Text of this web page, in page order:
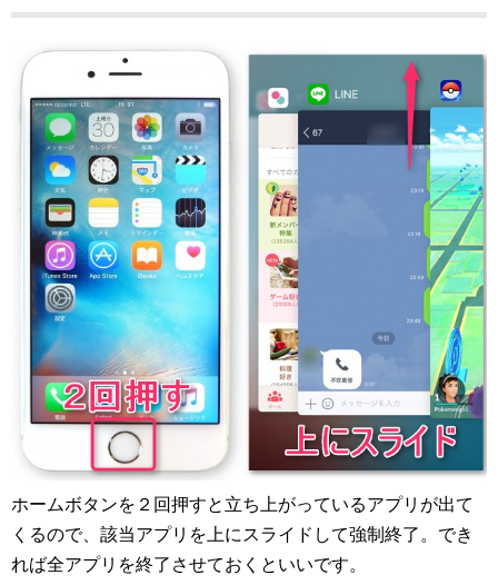
ホームボタンを２回押すと立ち上がっているアプリが出て
くるので、該当アプリを上にスライドして強制終了。でき
れば全アプリを終了させておくといいです。